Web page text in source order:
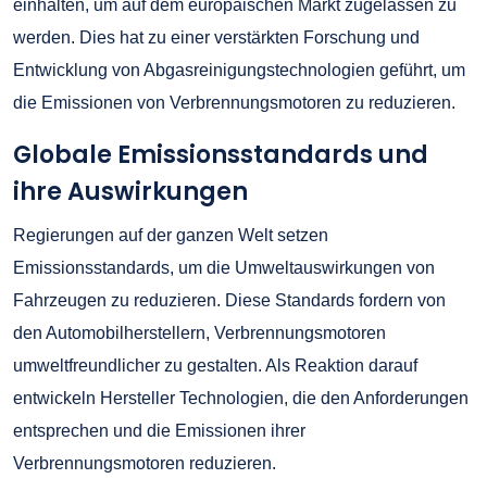
einhalten, um auf dem europäischen Markt zugelassen zu
werden. Dies hat zu einer verstärkten Forschung und
Entwicklung von Abgasreinigungstechnologien geführt, um
die Emissionen von Verbrennungsmotoren zu reduzieren.
Globale Emissionsstandards und
ihre Auswirkungen
Regierungen auf der ganzen Welt setzen
Emissionsstandards, um die Umweltauswirkungen von
Fahrzeugen zu reduzieren. Diese Standards fordern von
den Automobilherstellern, Verbrennungsmotoren
umweltfreundlicher zu gestalten. Als Reaktion darauf
entwickeln Hersteller Technologien, die den Anforderungen
entsprechen und die Emissionen ihrer
Verbrennungsmotoren reduzieren.